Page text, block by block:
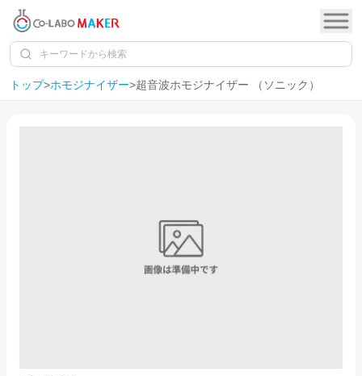
トップ>ホモジナイザー>超音波ホモジナイザー （ソニック）